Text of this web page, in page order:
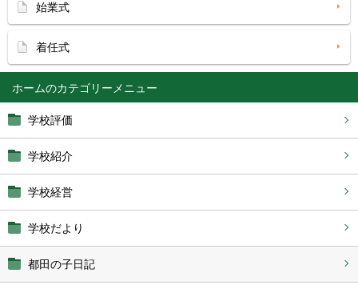
ホーム
学校評価
学校紹介
学校経営
学校だより
都田の子日記
始業式
着任式